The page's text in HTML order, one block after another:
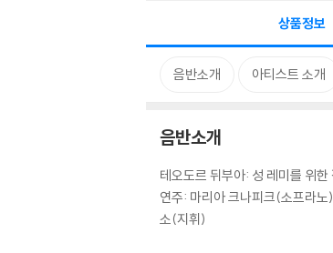
상품정보
음반소개 아티스트 소개
음반소개
테오도르 뒤부아: 성 레미를
연주: 마리아 크나피크(소프라
소(지휘)